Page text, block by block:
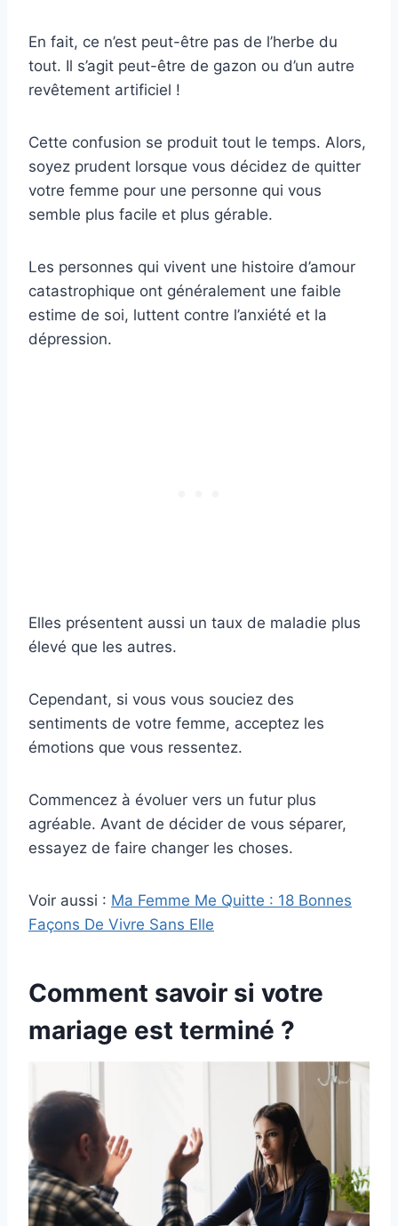
En fait, ce n’est peut-être pas de l’herbe du
tout. Il s’agit peut-être de gazon ou d’un autre
revêtement artificiel !
Cette confusion se produit tout le temps. Alors,
soyez prudent lorsque vous décidez de quitter
votre femme pour une personne qui vous
semble plus facile et plus gérable.
Les personnes qui vivent une histoire d’amour
catastrophique ont généralement une faible
estime de soi, luttent contre l’anxiété et la
dépression.
Elles présentent aussi un taux de maladie plus
élevé que les autres.
Cependant, si vous vous souciez des
sentiments de votre femme, acceptez les
émotions que vous ressentez.
Commencez à évoluer vers un futur plus
agréable. Avant de décider de vous séparer,
essayez de faire changer les choses.
Voir aussi : Ma Femme Me Quitte : 18 Bonnes
Façons De Vivre Sans Elle
Comment savoir si votre
mariage est terminé ?